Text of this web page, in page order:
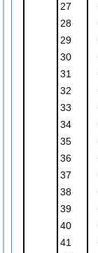
27
28
29
30
31
32
33
34
35
36
37
38
39
40
41